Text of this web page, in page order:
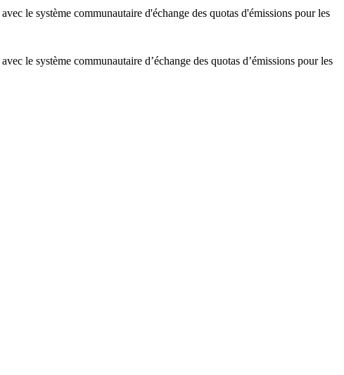
le système communautaire d'échange des quotas d'émissions pour les
le système communautaire d’échange des quotas d’émissions pour les